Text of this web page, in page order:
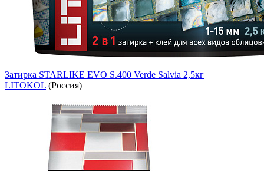
Затирка STARLIKE EVO S.400 Verde Salvia 2,5кг
LITOKOL (Россия)